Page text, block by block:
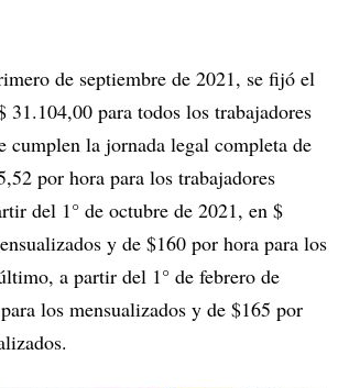
de septiembre de 2021, se fijó el
31.104,00 para todos los trabajadores
cumplen la jornada legal completa de
por hora para los trabajadores
del 1° de octubre de 2021, en $
y de $160 por hora para los
a partir del 1° de febrero de
los mensualizados y de $165 por